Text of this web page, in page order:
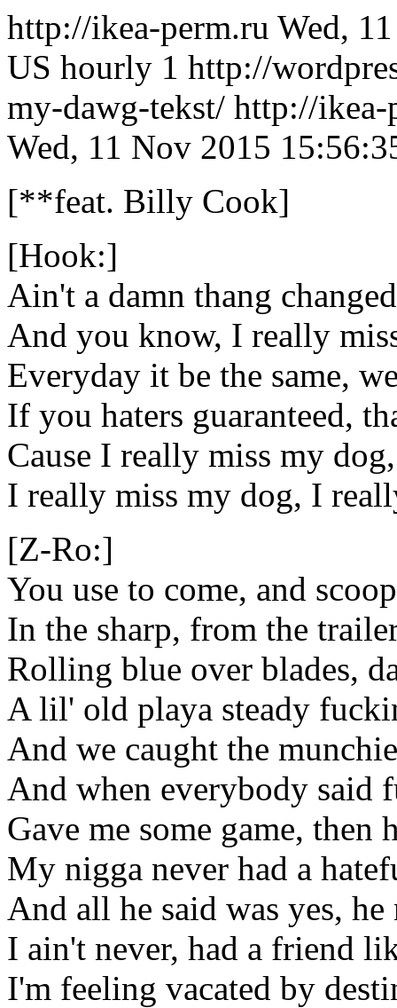
http://ikea-perm.ru Wed,
US hourly 1 http://
my-dawg-tekst/ http://ikea-
Wed, 11 Nov 2015
[**feat. Billy Cook]
[Hook:]
Ain't a damn thang
And you know, I really
Everyday it be the same,
If you haters guaranteed,
Cause I really miss my
I really miss my dog, I
[Z-Ro:]
You use to come, and
In the sharp, from the
Rolling blue over blades,
A lil' old playa steady
And we caught the
And when everybody said
Gave me some game, then
My nigga never had a
And all he said was yes,
I ain't never, had a friend
I'm feeling vacated by